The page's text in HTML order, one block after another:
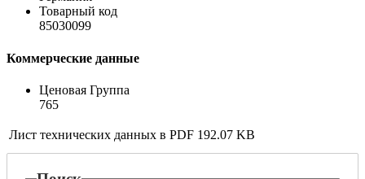
Товарный код
85030099
Коммерческие данные
Ценовая Группа
765
Лист технических данных в PDF 192.07 KB